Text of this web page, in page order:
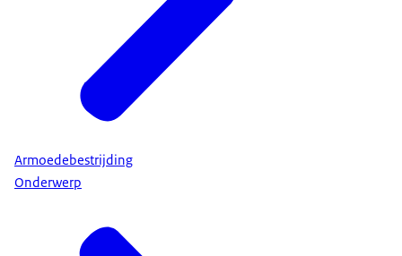
Armoedebestrijding
Onderwerp